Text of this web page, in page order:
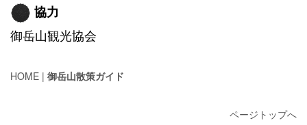
協力
御岳山観光協会
HOME | 御岳山散策ガイド
ページトップへ